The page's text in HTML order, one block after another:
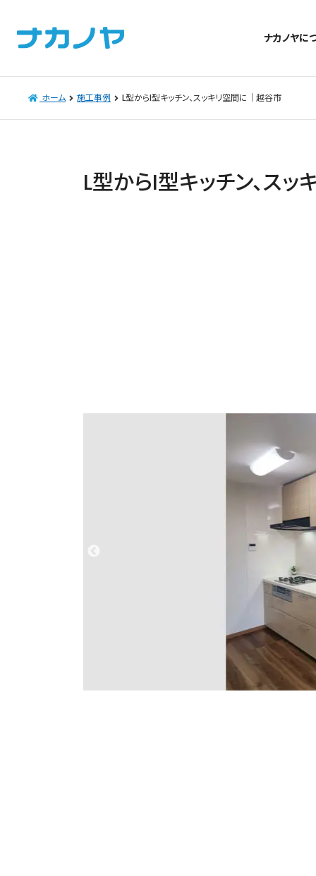
ナカノヤに
ホーム 施工事例 L型からI型キッチン、スッキリ空間に｜越谷市
L型からI型キッチン、ス